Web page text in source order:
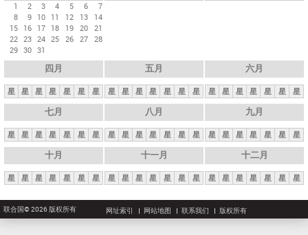
1
2 3 4 5 6
7
8
9 10 11 12 13
14
15 16 17 18 19 20 21
22 23 24 25 26 27 28
29 30 31
四月
星 星 星 星 星 星 星
五月
星 星 星 星 星 星 星
六月
星 星 星 星 星 星 星
七月
星 星 星 星 星 星 星
八月
星 星 星 星 星 星 星
九月
星 星 星 星 星 星 星
十月
星 星 星 星 星 星 星
十一月
星 星 星 星 星 星 星
十二月
星 星 星 星 星 星 星
联合国© 2026 版权所有 网址索引 网站地图 联系我们 版权所有